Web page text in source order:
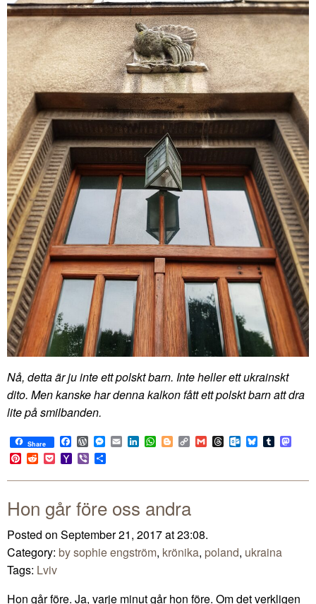
Nå, detta är ju inte ett polskt barn. Inte heller ett ukrainskt
dito. Men kanske har denna kalkon fått ett polskt barn att dra
lite på smilbanden.
Share Facebook
WordPress
Messenger
EmailLinkedIn
WhatsApp
BloggerCopy
Link
GmailThreadsOutlook.com
BlueskyTumblr
Pinterest
RedditPocketYahoo
Mail
Viber
Hon går före oss andra
Posted on September 21, 2017 at 23:08.
Category: by sophie engström, krönika, poland, ukraina
Tags: Lviv
Hon går före. Ja, varje minut går hon före. Om det verkligen